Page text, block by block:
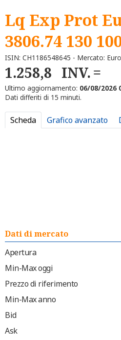
Lq Exp Prot
3806.74 130
ISIN: CH1186548645 - Mercato:
1.258,8 INV.
Ultimo aggiornamento: 06/08/2026
Dati differiti di 15 minuti.
Scheda Grafico avanzato
Dati di mercato
Apertura
Min-Max oggi
Prezzo di riferimento
Min-Max anno
Bid
Ask